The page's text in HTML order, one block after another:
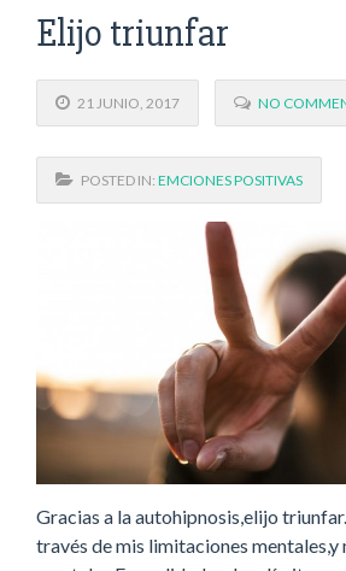
Elijo triunfar
21 JUNIO, 2017 NO
POSTED IN: EMCIONES POSITIVAS
Gracias a la autohipnosis,elijo
través de mis limitaciones mentales,y